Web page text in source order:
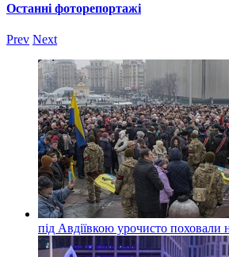
Останні фоторепортажі
Prev Next
під Авдіївкою урочисто поховали